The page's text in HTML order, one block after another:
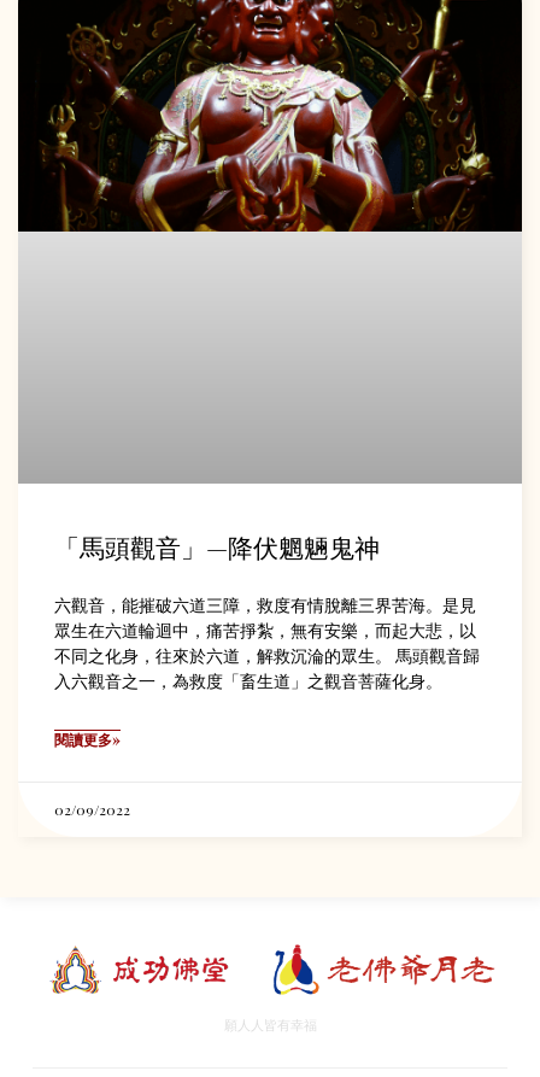
「馬頭觀音」—降伏魍魎鬼神
六觀音，能摧破六道三障，救度有情脫離三界苦海。是見
眾生在六道輪迴中，痛苦掙紮，無有安樂，而起大悲，以
不同之化身，往來於六道，解救沉淪的眾生。 馬頭觀音歸
入六觀音之一，為救度「畜生道」之觀音菩薩化身。
閱讀更多»
02/09/2022
願人人皆有幸福